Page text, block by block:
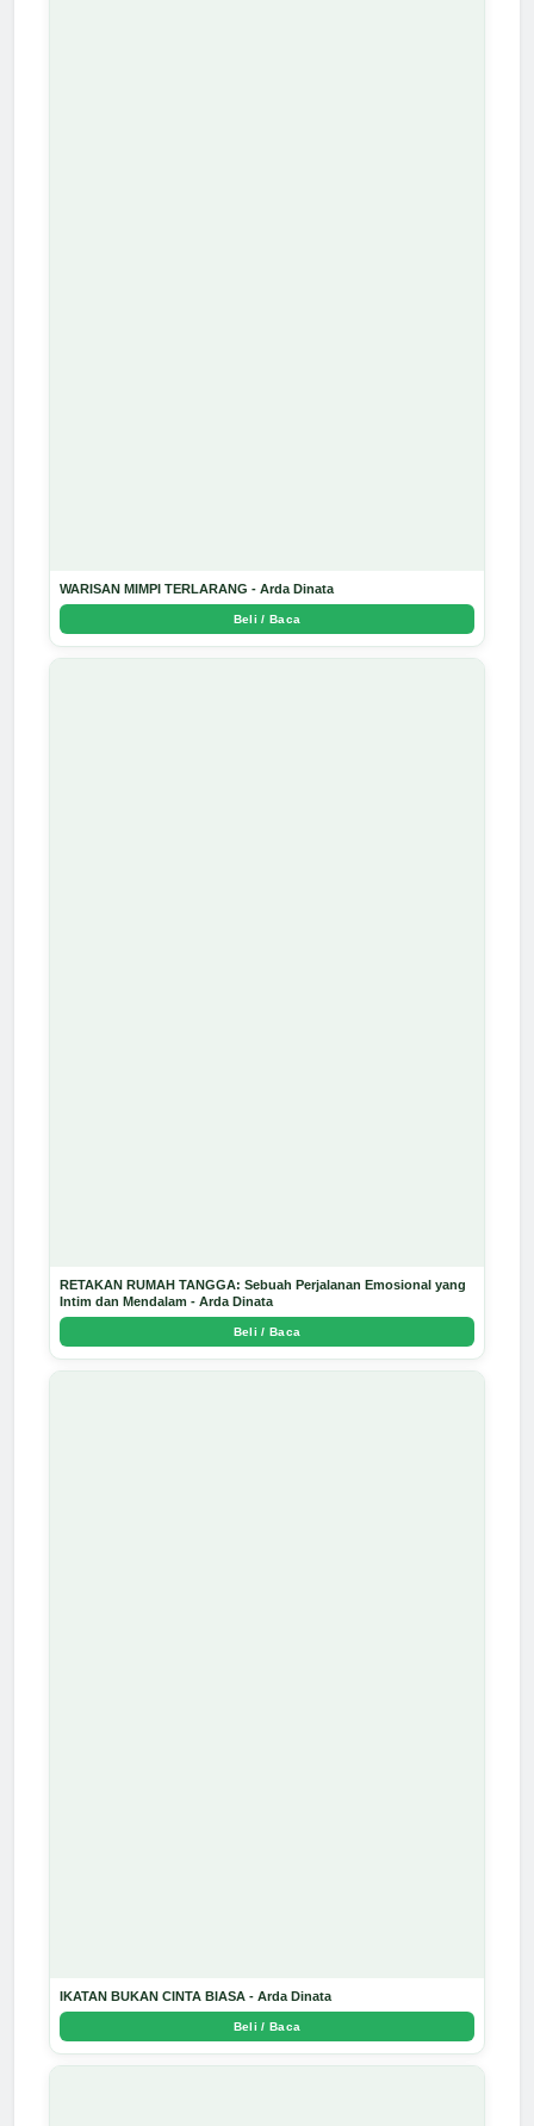
WARISAN MIMPI TERLARANG - Arda Dinata
Beli / Baca
RETAKAN RUMAH TANGGA: Sebuah Perjalanan Emosional yang
Intim dan Mendalam - Arda Dinata
Beli / Baca
IKATAN BUKAN CINTA BIASA - Arda Dinata
Beli / Baca